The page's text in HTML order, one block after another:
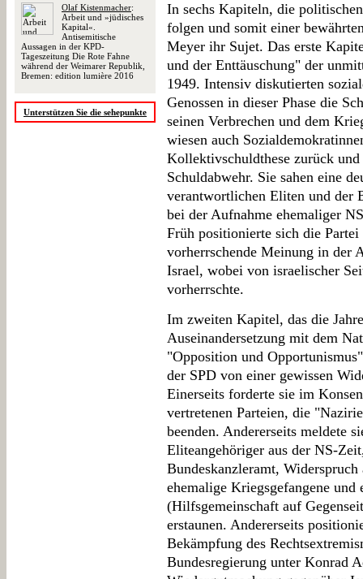
Olaf Kistenmacher:
Arbeit und »jüdisches
Kapital«.
Antisemitische
Aussagen in der KPD-
Tageszeitung Die Rote Fahne
während der Weimarer Republik,
Bremen: edition lumière 2016
Unterstützen Sie die sehepunkte
In sechs Kapiteln, die
folgen und somit einer
Meyer ihr Sujet. Das erste
und der Enttäuschung" der
1949. Intensiv diskutierten
Genossen in dieser Phase die
seinen Verbrechen und dem
wiesen auch
Kollektivschuldthese zurück
Schuldabwehr. Sie sahen eine
verantwortlichen Eliten und der
bei der Aufnahme ehemaliger
Früh positionierte sich die
vorherrschende Meinung in der
Israel, wobei von israelischer
vorherrschte.
Im zweiten Kapitel, das die
Auseinandersetzung mit dem
"Opposition und
der SPD von einer gewissen
Einerseits forderte sie im
vertretenen Parteien, die
beenden. Andererseits meldete
Eliteangehöriger aus der NS-
Bundeskanzleramt,
ehemalige Kriegsgefangene
(Hilfsgemeinschaft auf
erstaunen. Andererseits
Bekämpfung des
Bundesregierung unter Konrad